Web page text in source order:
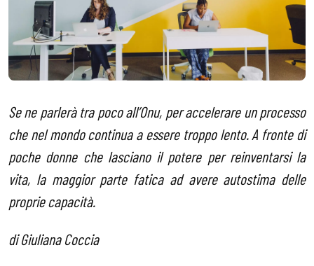
Se ne parlerà tra poco all’Onu, per accelerare un processo
che nel mondo continua a essere troppo lento. A fronte di
poche donne che lasciano il potere per reinventarsi la
vita, la maggior parte fatica ad avere autostima delle
proprie capacità.
di Giuliana Coccia